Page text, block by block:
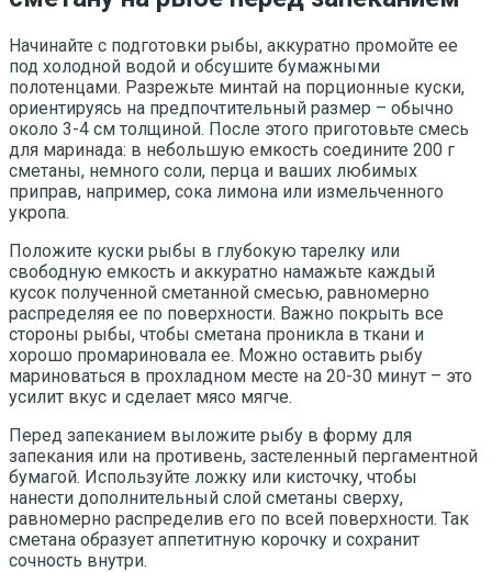
Начинайте с подготовки рыбы, аккуратно промойте ее
под холодной водой и обсушите бумажными
полотенцами. Разрежьте минтай на порционные куски,
ориентируясь на предпочтительный размер – обычно
около 3-4 см толщиной. После этого приготовьте смесь
для маринада: в небольшую емкость соедините 200 г
сметаны, немного соли, перца и ваших любимых
приправ, например, сока лимона или измельченного
укропа.
Положите куски рыбы в глубокую тарелку или
свободную емкость и аккуратно намажьте каждый
кусок полученной сметанной смесью, равномерно
распределяя ее по поверхности. Важно покрыть все
стороны рыбы, чтобы сметана проникла в ткани и
хорошо промариновала ее. Можно оставить рыбу
мариноваться в прохладном месте на 20-30 минут – это
усилит вкус и сделает мясо мягче.
Перед запеканием выложите рыбу в форму для
запекания или на противень, застеленный пергаментной
бумагой. Используйте ложку или кисточку, чтобы
нанести дополнительный слой сметаны сверху,
равномерно распределив его по всей поверхности. Так
сметана образует аппетитную корочку и сохранит
сочность внутри.